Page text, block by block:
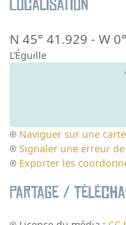
Localisation
N 45° 41.929 -W
L’Éguille
Naviguer sur une
Signaler une erreur
Exporter les
Partage /